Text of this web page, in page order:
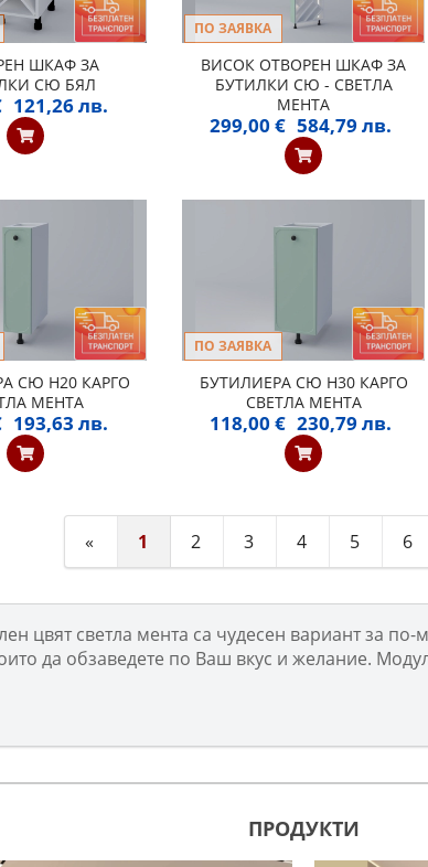
ШКАФ ЗА
СЮ БЯЛ
121,26 лв.
ПО ЗАЯВКА
ВИСОК ОТВОРЕН ШКАФ ЗА
БУТИЛКИ СЮ - СВЕТЛА
МЕНТА
299,00 € 584,79 лв.
СЮ Н20 КАРГО
МЕНТА
193,63 лв.
ПО ЗАЯВКА
БУТИЛИЕРА СЮ Н30 КАРГО
СВЕТЛА МЕНТА
118,00 € 230,79 лв.
« 1 2 3 4 5 6
цвят светла мента са чудесен вариант за
да обзаведете по Ваш вкус и желание.
ПРОДУКТИ